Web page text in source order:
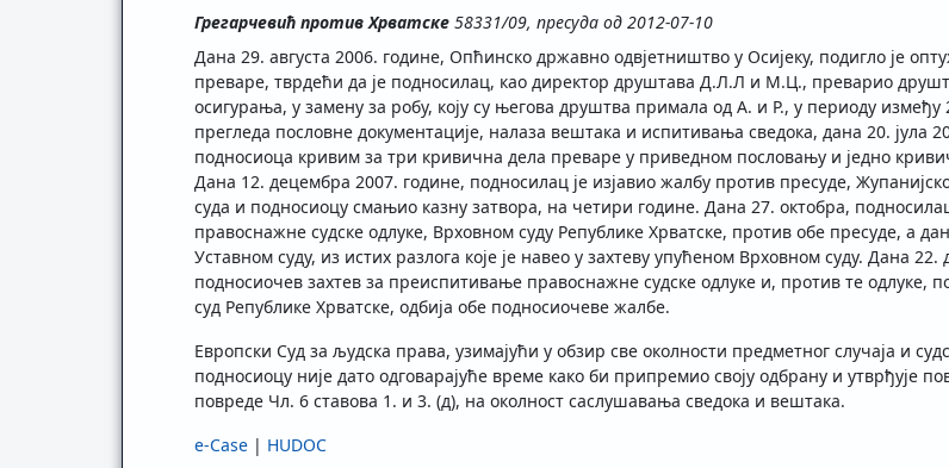
Грегарчевић против Хрватске 58331/09, пресуда од 2012-07-10
Дана 29. августа 2006. године, Опћинско државно одвјетништво у Осијеку, подигло је
преваре, тврдећи да је подносилац, као директор друштава Д.Л.Л и М.Ц., преварио
осигурања, у замену за робу, коју су његова друштва примала од А. и Р., у периоду
прегледа пословне документације, налаза вештака и испитивања сведока, дана 20. јула
подносиоца кривим за три кривична дела преваре у приведном пословању и једно
Дана 12. децембра 2007. године, подносилац је изјавио жалбу против пресуде,
суда и подносиоцу смањио казну затвора, на четири године. Дана 27. октобра,
правоснажне судске одлуке, Врховном суду Републике Хрватске, против обе пресуде, а
Уставном суду, из истих разлога које је навео у захтеву упућеном Врховном суду. Дана
подносиочев захтев за преиспитивање правоснажне судске одлуке и, против те одлуке,
суд Републике Хрватске, одбија обе подносиочеве жалбе.
Европски Суд за људска права, узимајући у обзир све околности предметног случаја и
подносиоцу није дато одговарајуће време како би припремио своју одбрану и утврђује
повреде Чл. 6 ставова 1. и 3. (д), на околност саслушавања сведока и вештака.
e-Case | HUDOC